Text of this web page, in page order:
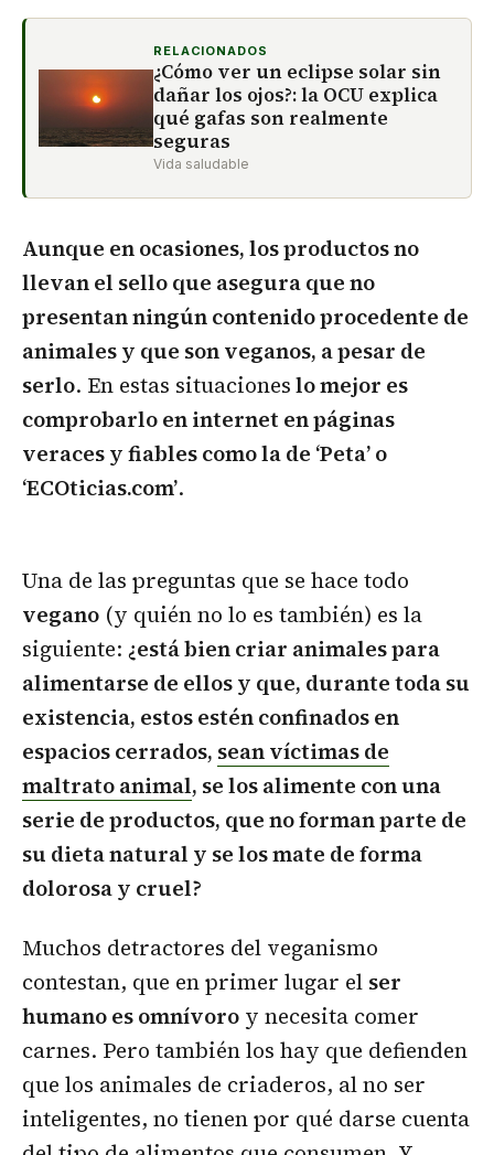
RELACIONADOS
¿Cómo ver un eclipse solar sin
dañar los ojos?: la OCU explica
qué gafas son realmente
seguras
Vida saludable
Aunque en ocasiones, los productos no
llevan el sello que asegura que no
presentan ningún contenido procedente de
animales y que son veganos, a pesar de
serlo. En estas situacioneslo mejor es
comprobarlo en internet en páginas
veraces y fiables como la de ‘Peta’ o
‘ECOticias.com’.
Una de las preguntas que se hace todo
vegano (y quién no lo es también) es la
siguiente: ¿está bien criar animales para
alimentarse de ellos y que, durante toda su
existencia, estos estén confinados en
espacios cerrados, sean víctimas de
maltrato animal, se los alimente con una
serie de productos, que no forman parte de
su dieta natural y se los mate de forma
dolorosa y cruel?
Muchos detractores del veganismo
contestan, que en primer lugar el ser
humano es omnívoro y necesita comer
carnes. Pero también los hay que defienden
que los animales de criaderos, al no ser
inteligentes, no tienen por qué darse cuenta